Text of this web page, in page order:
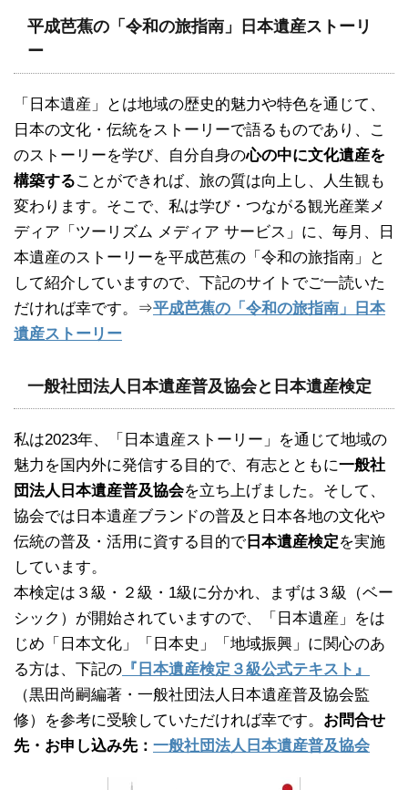
平成芭蕉の「令和の旅指南」日本遺産ストーリ
ー
「日本遺産」とは地域の歴史的魅力や特色を通じて、
日本の文化・伝統をストーリーで語るものであり、こ
のストーリーを学び、自分自身の心の中に文化遺産を
構築することができれば、旅の質は向上し、人生観も
変わります。そこで、私は学び・つながる観光産業メ
ディア「ツーリズム メディア サービス」に、毎月、日
本遺産のストーリーを平成芭蕉の「令和の旅指南」と
して紹介していますので、下記のサイトでご一読いた
だければ幸です。⇒平成芭蕉の「令和の旅指南」日本
遺産ストーリー
一般社団法人日本遺産普及協会と日本遺産検定
私は2023年、「日本遺産ストーリー」を通じて地域の
魅力を国内外に発信する目的で、有志とともに一般社
団法人日本遺産普及協会を立ち上げました。そして、
協会では日本遺産ブランドの普及と日本各地の文化や
伝統の普及・活用に資する目的で日本遺産検定を実施
しています。
本検定は３級・２級・1級に分かれ、まずは３級（ベー
シック）が開始されていますので、「日本遺産」をは
じめ「日本文化」「日本史」「地域振興」に関心のあ
る方は、下記の 『日本遺産検定３級公式テキスト』
（黒田尚嗣編著・一般社団法人日本遺産普及協会監
修）を参考に受験していただければ幸です。 お問合せ
先・お申し込み先： 一般社団法人日本遺産普及協会